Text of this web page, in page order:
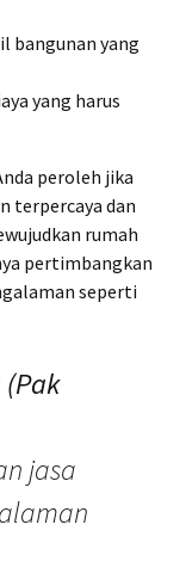
bangunan yang
yang harus
peroleh jika
terpercaya dan
rumah
pertimbangkan
seperti
(Pak
jasa